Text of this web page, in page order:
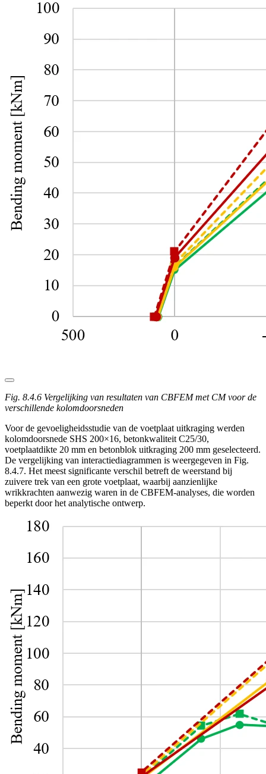
Fig. 8.4.6 Vergelijking van resultaten van CBFEM met CM voor de
verschillende kolomdoorsneden
Voor de gevoeligheidsstudie van de voetplaat uitkraging werden
kolomdoorsnede SHS 200×16, betonkwaliteit C25/30,
voetplaatdikte 20 mm en betonblok uitkraging 200 mm geselecteerd.
De vergelijking van interactiediagrammen is weergegeven in Fig.
8.4.7. Het meest significante verschil betreft de weerstand bij
zuivere trek van een grote voetplaat, waarbij aanzienlijke
wrikkrachten aanwezig waren in de CBFEM-analyses, die worden
beperkt door het analytische ontwerp.